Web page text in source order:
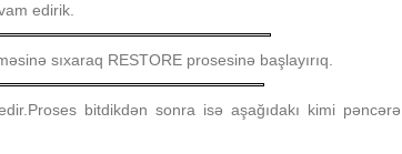
edirik.
sıxaraq RESTORE prosesinə başlayırıq.
bitdikdən sonra isə aşağıdakı kimi pəncərə